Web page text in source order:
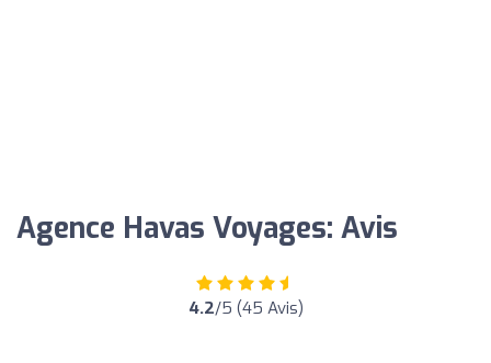
Agence Havas Voyages: Avis
4.2/5 (45 Avis)